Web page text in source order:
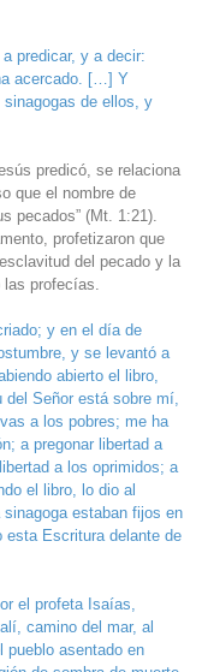
predicar, y a decir:
acercado. […] Y
de ellos, y
predicó, se relaciona
que el nombre de
pecados” (Mt. 1:21).
profetizaron que
del pecado y la
las profecías.
y en el día de
y se levantó a
abierto el libro,
del Señor está sobre mí,
a los pobres; me ha
a pregonar libertad a
a los oprimidos; a
el libro, lo dio al
estaban fijos en
Escritura delante de
el profeta Isaías,
camino del mar, al
pueblo asentado en